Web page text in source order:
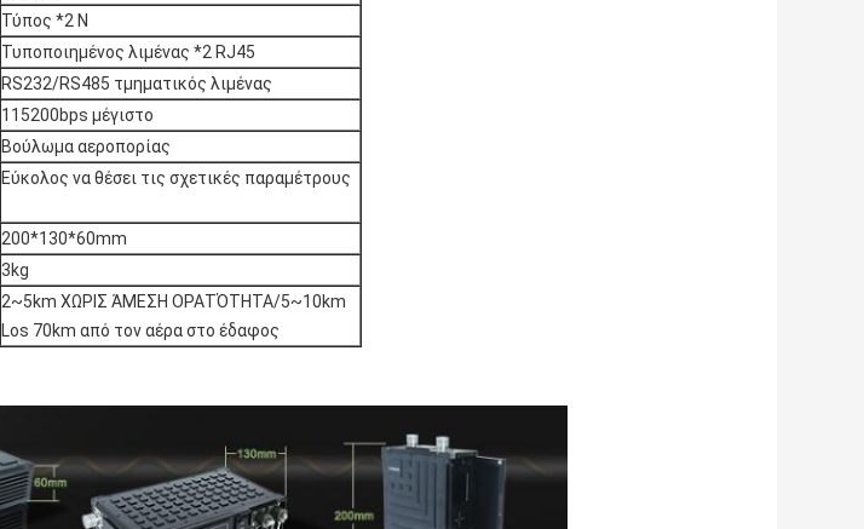
Τύπος *2 Ν
Τυποποιημένος λιμένας *2 RJ45
RS232/RS485 τμηματικός λιμένας
115200bps μέγιστο
Βούλωμα αεροπορίας
Εύκολος να θέσει τις σχετικές παραμέτρους
200*130*60mm
3kg
2~5km ΧΩΡΙΣ ΆΜΕΣΗ ΟΡΑΤΌΤΗΤΑ/5~10km
Los 70km από τον αέρα στο έδαφος